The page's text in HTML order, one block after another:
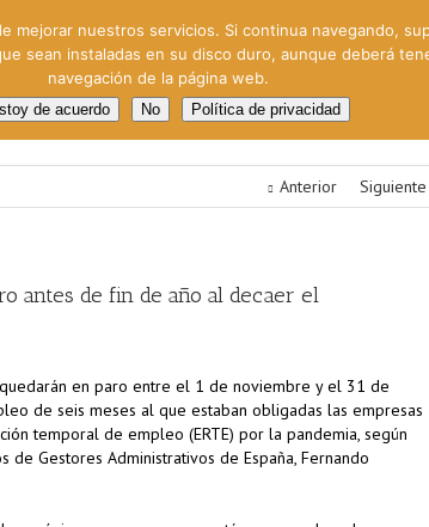
Cinematográfica Otros servicios
Anterior Siguiente
antes de fin de año al decaer el
en paro entre el 1 de noviembre y el 31 de
de seis meses al que estaban obligadas las empresas
temporal de empleo (ERTE) por la pandemia, según
Gestores Administrativos de España, Fernando
nuestros servicios. Si continua navegando,
sean instaladas en su disco duro, aunque deberá
navegación de la página web.
de acuerdo No Política de privacidad